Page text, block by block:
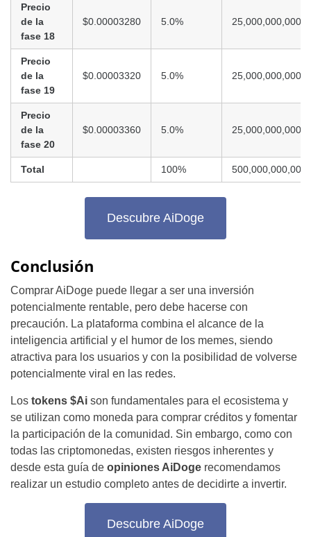
Precio
de la
fase 18
$0.00003280 5.0% 25,000,000,000
Precio
de la
fase 19
$0.00003320 5.0% 25,000,000,000
Precio
de la
fase 20
$0.00003360 5.0% 25,000,000,000
Total 100% 500,000,000,000
Descubre AiDoge
Conclusión
Comprar AiDoge puede llegar a ser una inversión
potencialmente rentable, pero debe hacerse con
precaución. La plataforma combina el alcance de la
inteligencia artificial y el humor de los memes, siendo
atractiva para los usuarios y con la posibilidad de volverse
potencialmente viral en las redes.
Los tokens $Ai son fundamentales para el ecosistema y
se utilizan como moneda para comprar créditos y fomentar
la participación de la comunidad. Sin embargo, como con
todas las criptomonedas, existen riesgos inherentes y
desde esta guía de opiniones AiDoge recomendamos
realizar un estudio completo antes de decidirte a invertir.
Descubre AiDoge